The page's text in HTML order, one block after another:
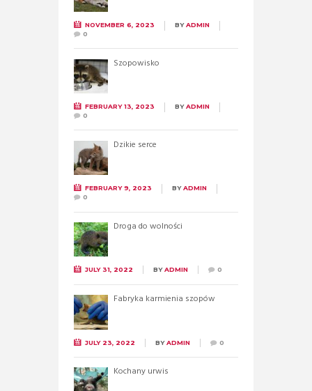
NOVEMBER 6, 2023 BYADMIN
0
Szopowisko
FEBRUARY 13, 2023 BYADMIN
0
Dzikie serce
FEBRUARY 9, 2023 BYADMIN
0
Droga do wolności
JULY 31, 2022 BYADMIN 0
Fabryka karmienia szopów
JULY 23, 2022 BYADMIN 0
Kochany urwis